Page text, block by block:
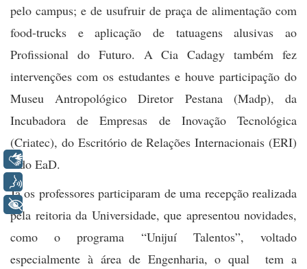
pelo campus; e de usufruir de praça de alimentação com
food-trucks e aplicação de tatuagens alusivas ao
Profissional do Futuro. A Cia Cadagy também fez
intervenções com os estudantes e houve participação do
Museu Antropológico Diretor Pestana (Madp), da
Incubadora de Empresas de Inovação Tecnológica
(Criatec), do Escritório de Relações Internacionais (ERI)
e do EaD.
Já os professores participaram de uma recepção realizada
pela reitoria da Universidade, que apresentou novidades,
como o programa “Unijuí Talentos”, voltado
especialmente à área de Engenharia, o qual tem a
Libras
+ Acessibilidade